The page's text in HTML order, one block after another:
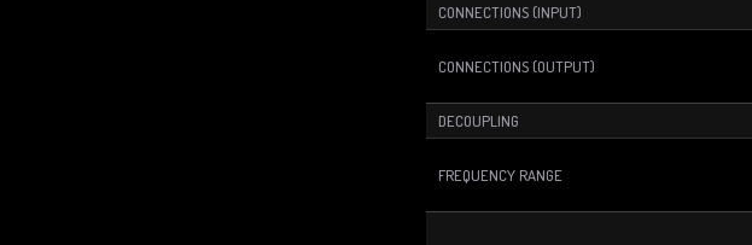
CONNECTIONS (INPUT)
CONNECTIONS (OUTPUT)
DECOUPLING
FREQUENCY RANGE